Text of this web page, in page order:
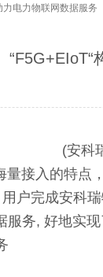
力电力物联网数据服务
(安科
接入的特点
户完成安科
务, 好地实